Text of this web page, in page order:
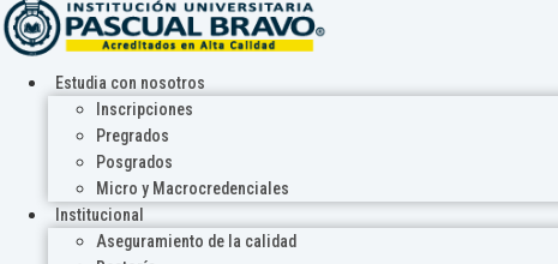
Estudia con nosotros
Inscripciones
Pregrados
Posgrados
Micro y Macrocredenciales
Institucional
Aseguramiento de la calidad